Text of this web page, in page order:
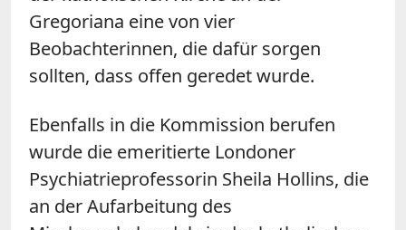
Gregoriana eine von vier
Beobachterinnen, die dafür sorgen
sollten, dass offen geredet wurde.
Ebenfalls in die Kommission berufen
wurde die emeritierte Londoner
Psychiatrieprofessorin Sheila Hollins, die
an der Aufarbeitung des